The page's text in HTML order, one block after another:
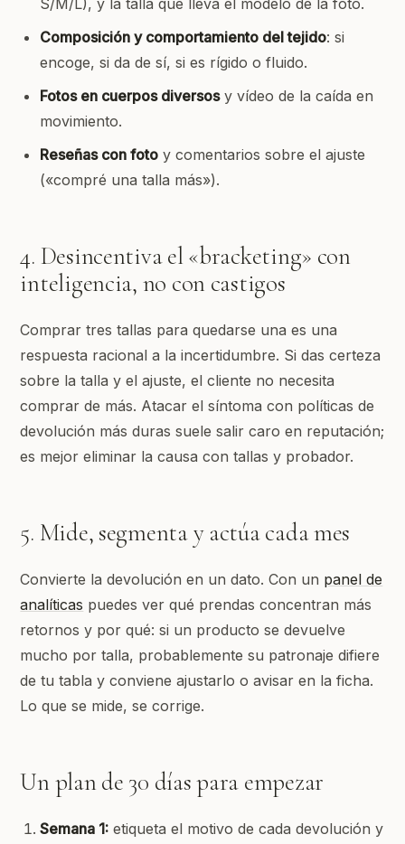
S/M/L), y la talla que lleva el modelo de la foto.
Composición y comportamiento del tejido: si
encoge, si da de sí, si es rígido o fluido.
Fotos en cuerpos diversosy vídeo de la caída en
movimiento.
Reseñas con foto y comentarios sobre el ajuste
(«compré una talla más»).
4. Desincentiva el «bracketing» con
inteligencia, no con castigos
Comprar tres tallas para quedarse una es una
respuesta racional a la incertidumbre. Si das certeza
sobre la talla y el ajuste, el cliente no necesita
comprar de más. Atacar el síntoma con políticas de
devolución más duras suele salir caro en reputación;
es mejor eliminar la causa con tallas y probador.
5. Mide, segmenta y actúa cada mes
Convierte la devolución en un dato. Con un panel de
analíticas puedes ver qué prendas concentran más
retornos y por qué: si un producto se devuelve
mucho por talla, probablemente su patronaje difiere
de tu tabla y conviene ajustarlo o avisar en la ficha.
Lo que se mide, se corrige.
Un plan de 30 días para empezar
Semana 1: etiqueta el motivo de cada devolución y